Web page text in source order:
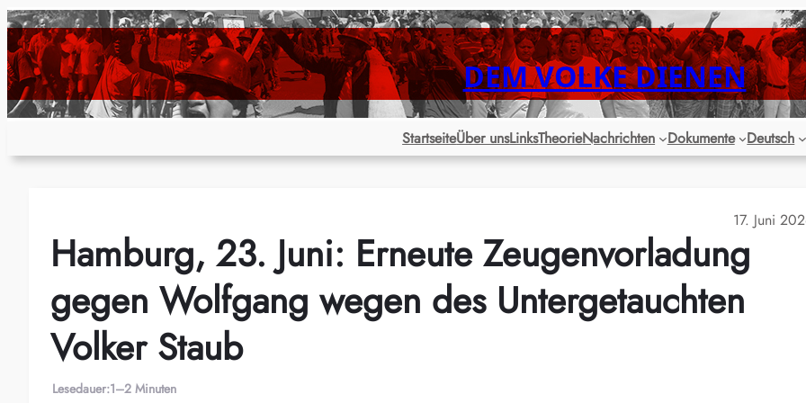
Zum
Inhalt
springen
DEM VOLKE DIENEN
StartseiteÜber unsLinksTheorieNachrichten Dokumente Deutsch
17. Juni
Hamburg, 23. Juni: Erneute Zeugenvorladung
gegen Wolfgang wegen des Untergetauchten
Volker Staub
Lesedauer:1–2 Minuten